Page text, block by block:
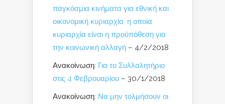
παγκόσμια κινήματα για εθνική και
οικονομική κυριαρχία, η οποία
κυριαρχία είναι η προϋπόθεση για
την κοινωνική αλλαγή – 4/2/2018
Ανακοίνωση: Για το Συλλαλητήριο
στις 4 Φεβρουαρίου – 30/1/2018
Ανακοίνωση: Να μην τολμήσουν οι